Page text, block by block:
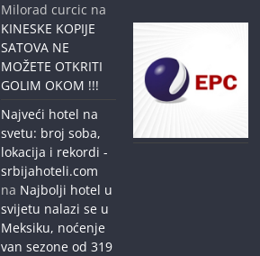
Milorad curcic na
KINESKE KOPIJE
SATOVA NE
MOŽETE OTKRITI
GOLIM OKOM !!!
Najveći hotel na
svetu: broj soba,
lokacija i rekordi -
srbijahoteli.com
na Najbolji hotel u
svijetu nalazi se u
Meksiku, noćenje
van sezone od 319